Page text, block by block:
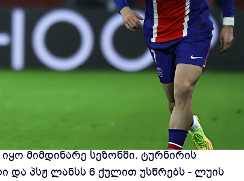
მ ბრესტს უმასპინძლა და 1:0 დაამარცხა.
მიმდინარე სეზონში. ტურნირის
და პსჟ ლანსს 6 ქულით უსწრებს - ლუის